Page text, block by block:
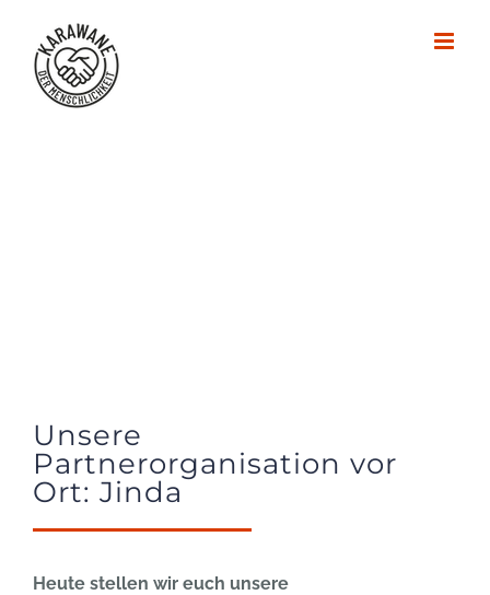
Inhalt
springen
Unsere
Partnerorganisation vor
Ort: Jinda
Heute stellen wir euch unsere